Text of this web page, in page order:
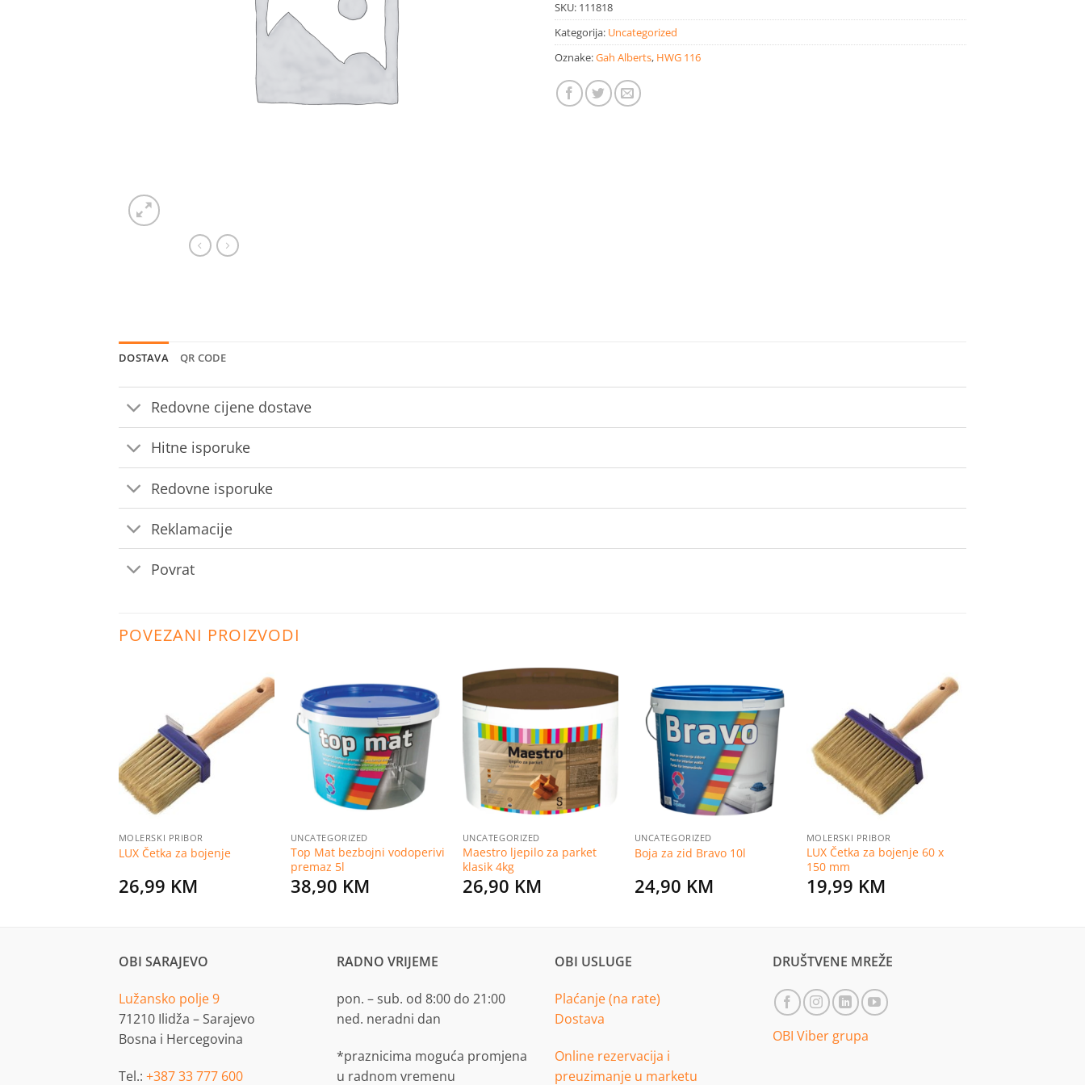
SKU: 111818
Kategorija: Uncategorized
Oznake:Gah Alberts, HWG 116
DOSTAVA QR CODE
Redovne cijene dostave
Hitne isporuke
Redovne isporuke
Reklamacije
Povrat
POVEZANI PROIZVODI
Dodaj
na
MOLERSKI PRIBOR
LUX Četka za bojenje
26,99 KM
Dodaj
na
listu
želja
UNCATEGORIZED
Top Mat bezbojni vodoperivi
premaz 5l
38,90 KM
Dodaj
na
listu
želja
UNCATEGORIZED
Maestro ljepilo za parket
klasik 4kg
26,90 KM
Dodaj
listu
želja
UNCATEGORIZED
Boja za zid Bravo 10l
24,90 KM
Dodaj
MOLERSKI PRIBOR
LUX Četka za bojenje 60 x
150 mm
19,99 KM
OBI SARAJEVO
Lužansko polje 9
71210 Ilidža – Sarajevo
Bosna i Hercegovina
Tel.: +387 33 777 600
RADNO VRIJEME
pon. – sub. od 8:00 do 21:00
ned. neradni dan
*praznicima moguća promjena
u radnom vremenu
OBI USLUGE
Plaćanje (na rate)
Dostava
Online rezervacija i
preuzimanje u marketu
DRUŠTVENE MREŽE
OBI Viber grupa